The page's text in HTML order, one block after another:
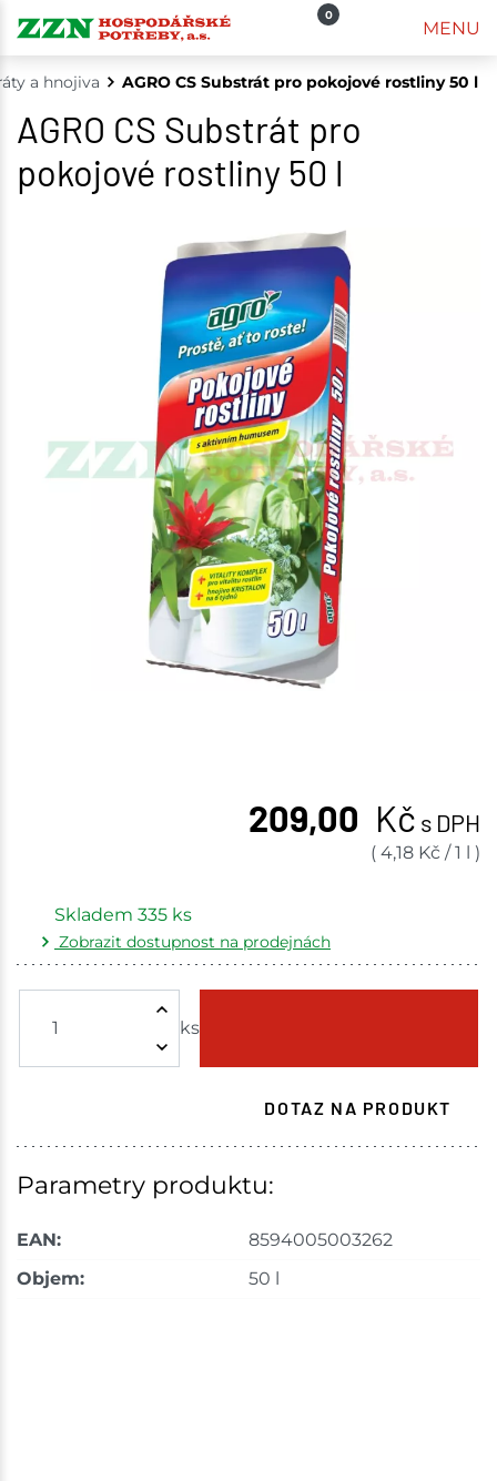
a hnojiva AGRO CS Substrát pro pokojové rostliny 50 l
AGRO CS Substrát pro
pokojové rostliny 50 l
209,00 Kč s DPH
( 4,18 Kč /1 l )
ks
Skladem 335 ks
Zobrazit dostupnost na prodejnách
Skladem - ihned k odeslání
Choceň 7 ks
Tišnov
DOTAZ NA PRODUKT
Parametry produktu:
EAN:
8594005003262
Objem:
50 l
0
MENU